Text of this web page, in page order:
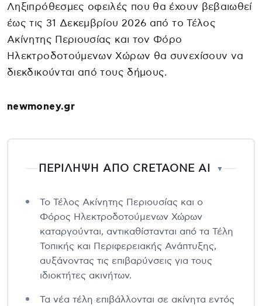
Ληξιπρόθεσμες οφειλές που θα έχουν βεβαιωθεί
έως τις 31 Δεκεμβρίου 2026 από το Τέλος
Ακίνητης Περιουσίας και τον Φόρο
Ηλεκτροδοτούμενων Χώρων θα συνεχίσουν να
διεκδικούνται από τους δήμους.
newmoney.gr
ΠΕΡΙΛΗΨΗ ΑΠΟ CRETAONE AI ▼
Το Τέλος Ακίνητης Περιουσίας και ο
Φόρος Ηλεκτροδοτούμενων Χώρων
καταργούνται, αντικαθίστανται από τα Τέλη
Τοπικής και Περιφερειακής Ανάπτυξης,
αυξάνοντας τις επιβαρύνσεις για τους
ιδιοκτήτες ακινήτων.
Τα νέα τέλη επιβάλλονται σε ακίνητα εντός